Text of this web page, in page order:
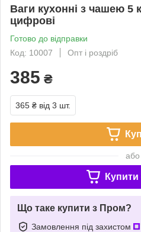
Ваги кухонні з чашею 5
цифрові
Готово до відправки
Код: 10007
Опт і роздріб
385 ₴
365 ₴ від 3 шт.
або
Купити
Що таке купити з Пром?
Замовлення під захистом